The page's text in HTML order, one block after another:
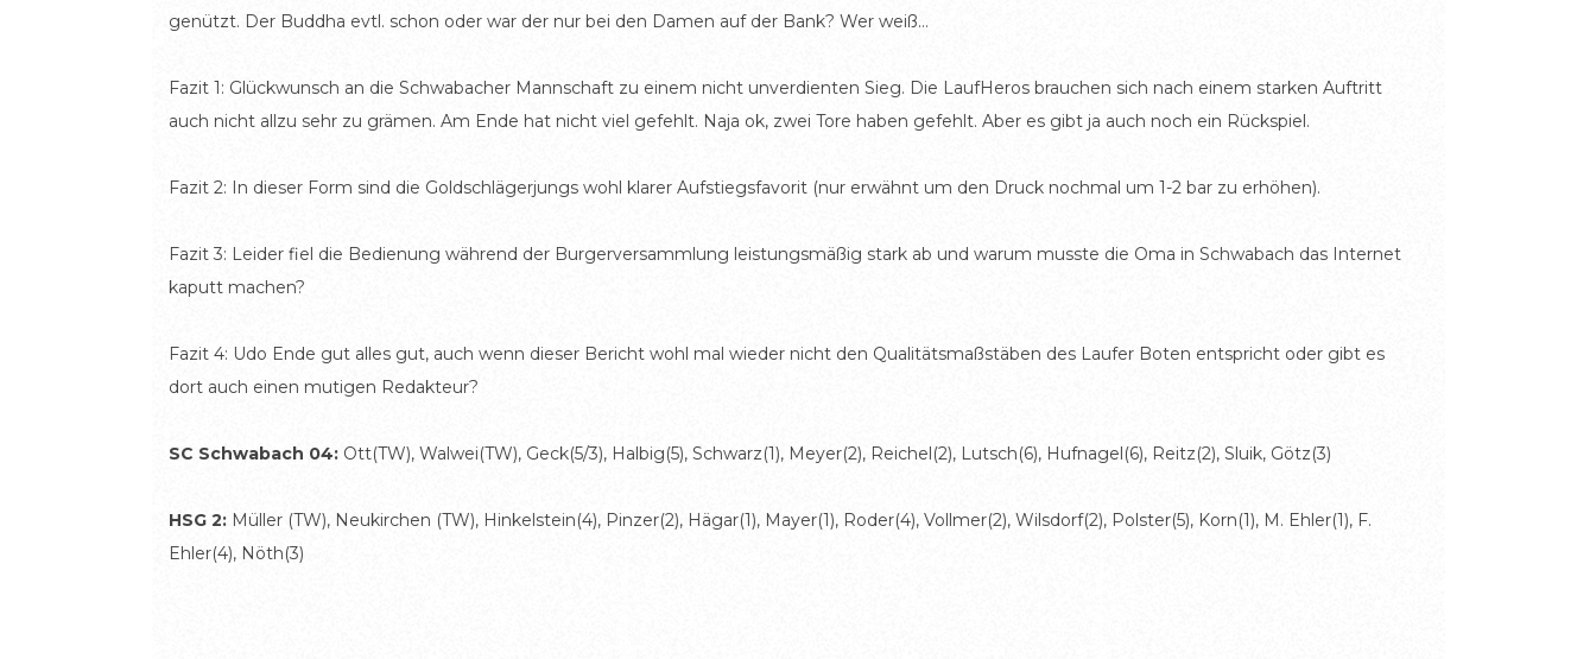
genützt. Der Buddha evtl. schon oder war der nur bei den Damen auf der Bank? Wer weiß…
Fazit 1: Glückwunsch an die Schwabacher Mannschaft zu einem nicht unverdienten Sieg. Die LaufHeros brauchen sich nach einem starken Auftritt
auch nicht allzu sehr zu grämen. Am Ende hat nicht viel gefehlt. Naja ok, zwei Tore haben gefehlt. Aber es gibt ja auch noch ein Rückspiel.
Fazit 2: In dieser Form sind die Goldschlägerjungs wohl klarer Aufstiegsfavorit (nur erwähnt um den Druck nochmal um 1-2 bar zu erhöhen).
Fazit 3: Leider fiel die Bedienung während der Burgerversammlung leistungsmäßig stark ab und warum musste die Oma in Schwabach das Internet
kaputt machen?
Fazit 4: Udo Ende gut alles gut, auch wenn dieser Bericht wohl mal wieder nicht den Qualitätsmaßstäben des Laufer Boten entspricht oder gibt es
dort auch einen mutigen Redakteur?
SC Schwabach 04: Ott(TW), Walwei(TW), Geck(5/3), Halbig(5), Schwarz(1), Meyer(2), Reichel(2), Lutsch(6), Hufnagel(6), Reitz(2), Sluik, Götz(3)
HSG 2: Müller (TW), Neukirchen (TW), Hinkelstein(4), Pinzer(2), Hägar(1), Mayer(1), Roder(4), Vollmer(2), Wilsdorf(2), Polster(5), Korn(1), M. Ehler(1), F.
Ehler(4), Nöth(3)